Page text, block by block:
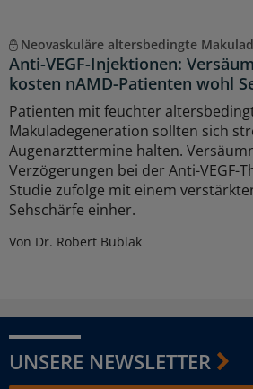
Neovaskuläre altersbedingte
Anti-VEGF-Injektionen:
kosten nAMD-Patienten wohl
Patienten mit feuchter
Makuladegeneration sollten sich
Augenarzttermine halten.
Verzögerungen bei der Anti-VEGF-
Studie zufolge mit einem
Sehschärfe einher.
Von Dr. Robert Bublak
UNSERE NEWSLETTER